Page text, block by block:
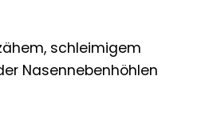
schleimigem
Nasennebenhöhlen